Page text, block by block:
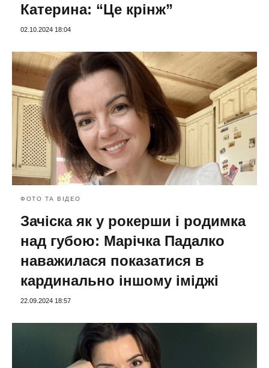
Катерина: “Це крінж”
02.10.2024 18:04
ФОТО ТА ВІДЕО
Зачіска як у рокерши і родимка
над губою: Марічка Падалко
наважилася показатися в
кардинально іншому іміджі
22.09.2024 18:57